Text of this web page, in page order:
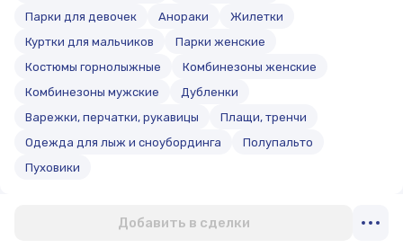
Парки для девочек
Анораки
Жилетки
Куртки для мальчиков
Парки женские
Костюмы горнолыжные
Комбинезоны женские
Комбинезоны мужские
Дубленки
Варежки, перчатки, рукавицы
Плащи, тренчи
Одежда для лыж и сноубординга
Полупальто
Пуховики
Добавить в сделки